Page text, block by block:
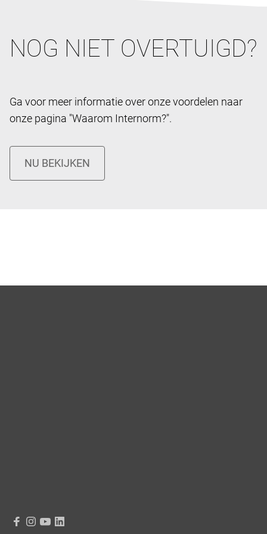
NOG NIET OVERTUIGD?
Ga voor meer informatie over onze voordelen naar
onze pagina "Waarom Internorm?".